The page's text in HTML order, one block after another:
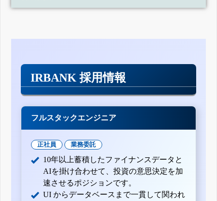
IRBANK 採用情報
フルスタックエンジニア
正社員 業務委託
10年以上蓄積したファイナンスデータと
AIを掛け合わせて、投資の意思決定を加
速させるポジションです。
UI からデータベースまで一貫して関われ